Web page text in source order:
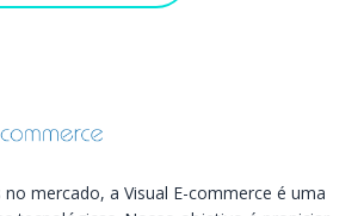
mercado, a Visual E-commerce é uma